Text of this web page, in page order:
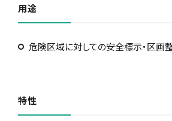
用途
危険区域に対しての安全標示・区画
特性